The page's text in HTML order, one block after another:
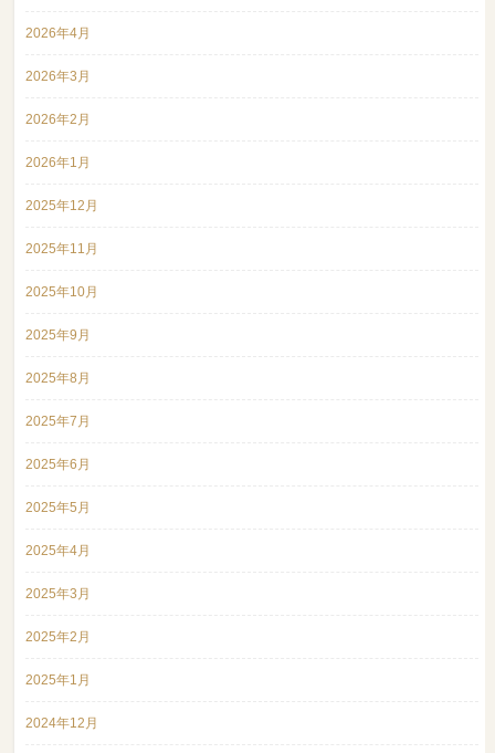
2026年4月
2026年3月
2026年2月
2026年1月
2025年12月
2025年11月
2025年10月
2025年9月
2025年8月
2025年7月
2025年6月
2025年5月
2025年4月
2025年3月
2025年2月
2025年1月
2024年12月